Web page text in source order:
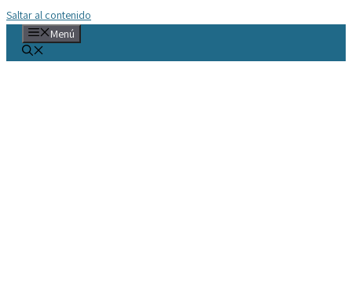
Saltar al contenido
Menú